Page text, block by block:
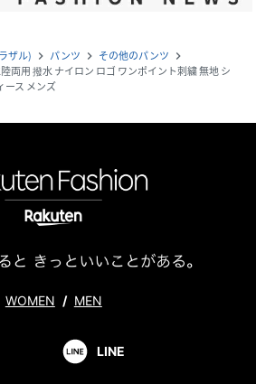
ザル) navigate_next パンツ navigate_next その他のパンツ navigate_next
両用 撥水 ナイロン ロゴ ワンポイント刺繍 無地 シ
ース メンズ
WOMEN / MEN
LINE